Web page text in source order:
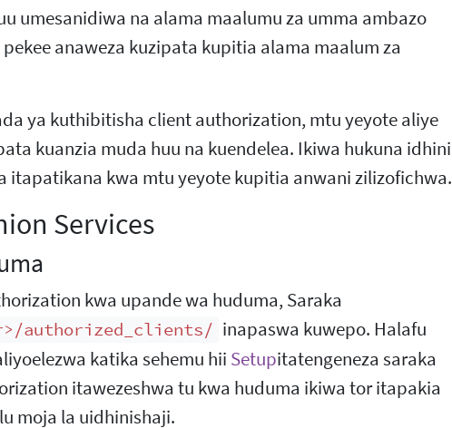
umesanidiwa na alama maalumu za umma ambazo
anaweza kuzipata kupitia alama maalum za
ya kuthibitisha client authorization, mtu yeyote aliye
kuanzia muda huu na kuendelea. Ikiwa hukuna idhini
itapatikana kwa mtu yeyote kupitia anwani zilizofichwa.
Services
kwa upande wa huduma, Saraka
authorized_clients/ inapaswa kuwepo. Halafu
katika sehemu hii Setupitatengeneza saraka
itawezeshwa tu kwa huduma ikiwa tor itapakia
moja la uidhinishaji.